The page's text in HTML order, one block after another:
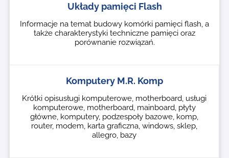
Układy pamięci Flash
Informacje na temat budowy komórki pamięci flash, a
także charakterystyki techniczne pamięci oraz
porównanie rozwiązań.
Komputery M.R. Komp
Krótki opisusługi komputerowe, motherboard, usługi
komputerowe, motherboard, mainboard, płyty
główne, komputery, podzespoły bazowe, komp,
router, modem, karta graficzna, windows, sklep,
allegro, bazy